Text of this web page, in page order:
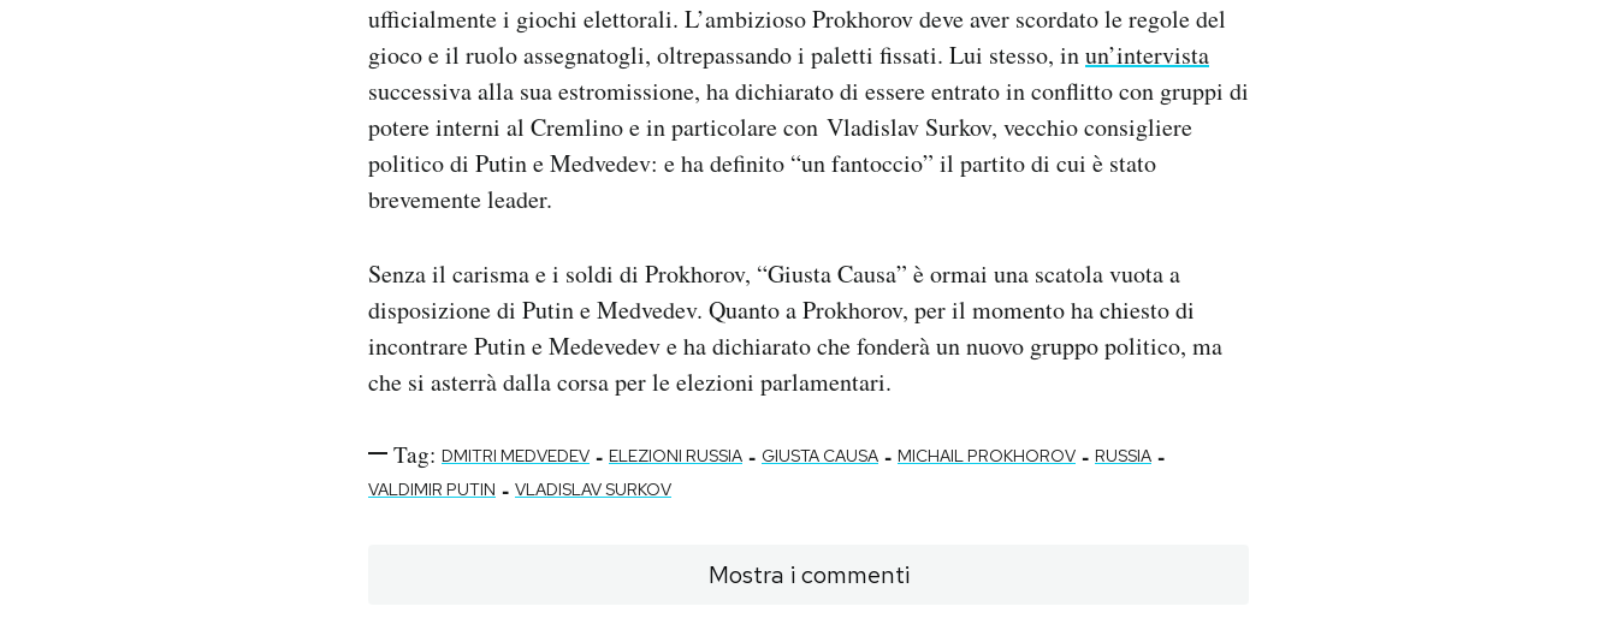
ufficialmente i giochi elettorali. L’ambizioso Prokhorov deve aver scordato le regole del
gioco e il ruolo assegnatogli, oltrepassando i paletti fissati. Lui stesso, inun’intervista
successiva alla sua estromissione, ha dichiarato di essere entrato in conflitto con gruppi di
potere interni al Cremlino e in particolare con Vladislav Surkov, vecchio consigliere
politico di Putin e Medvedev: e ha definito “un fantoccio” il partito di cui è stato
brevemente leader.
Senza il carisma e i soldi di Prokhorov, “Giusta Causa” è ormai una scatola vuota a
disposizione di Putin e Medvedev. Quanto a Prokhorov, per il momento ha chiesto di
incontrare Putin e Medevedev e ha dichiarato che fonderà un nuovo gruppo politico, ma
che si asterrà dalla corsa per le elezioni parlamentari.
Tag: DMITRI MEDVEDEV - ELEZIONI RUSSIA - GIUSTA CAUSA - MICHAIL PROKHOROV - RUSSIA -
VALDIMIR PUTIN - VLADISLAV SURKOV
Mostra i commenti